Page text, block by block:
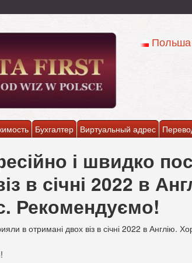
Польша
Бухгалтер Виртуальный адрес
і швидко
в січні 2022 в
Рекомендуємо!
в отримані двох віз в січні 2022 в Англію.